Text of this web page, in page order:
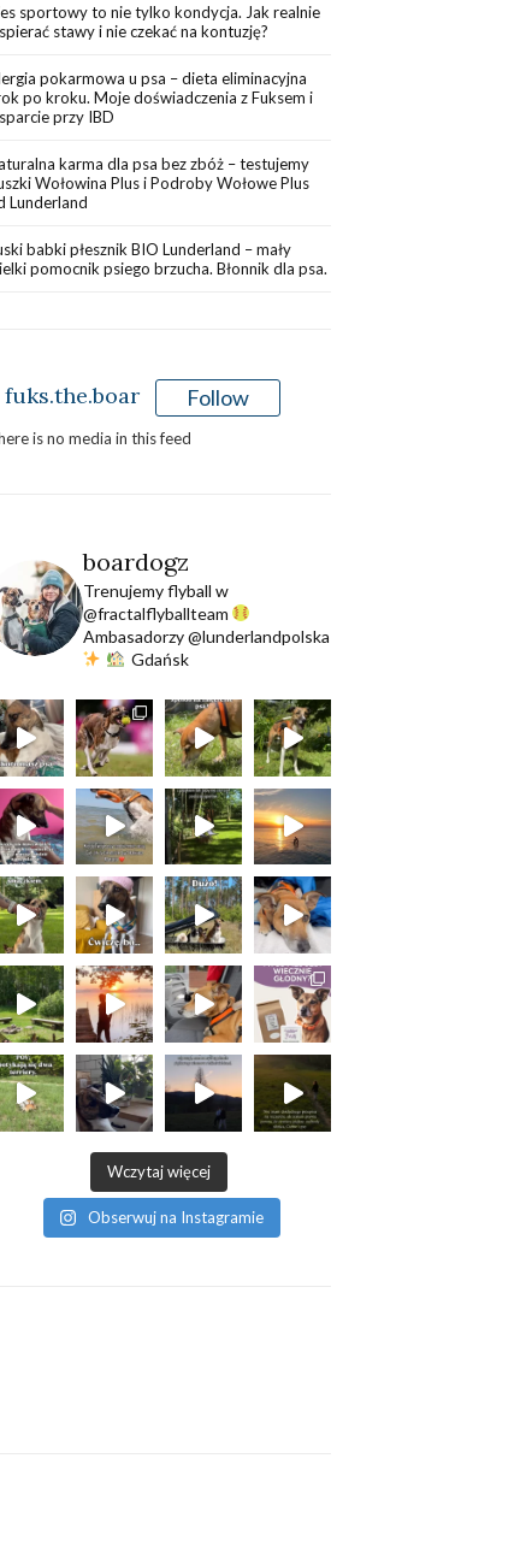
sportowy to nie tylko kondycja. Jak realnie
stawy i nie czekać na kontuzję?
pokarmowa u psa – dieta eliminacyjna
po kroku. Moje doświadczenia z Fuksem i
przy IBD
karma dla psa bez zbóż – testujemy
Wołowina Plus i Podroby Wołowe Plus
Lunderland
babki płesznik BIO Lunderland – mały
pomocnik psiego brzucha. Błonnik dla psa.
fuks.the.boar Follow
is no media in this feed
boardogz
Trenujemy flyball w
@fractalflyballteam
Ambasadorzy @lunderlandpolska
Gdańsk
Wczytaj więcej
Obserwuj na Instagramie